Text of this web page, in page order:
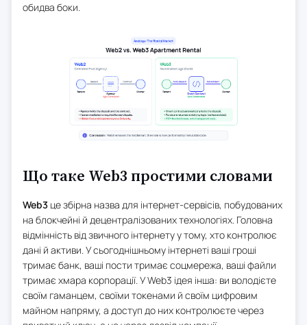
обидва боки.
Що таке Web3 простими словами
Web3 це збірна назва для інтернет-сервісів, побудованих
на блокчейні й децентралізованих технологіях. Головна
відмінність від звичного інтернету у тому, хто контролює
дані й активи. У сьогоднішньому інтернеті ваші гроші
тримає банк, ваші пости тримає соцмережа, ваші файли
тримає хмара корпорації. У Web3 ідея інша: ви володієте
своїм гаманцем, своїми токенами й своїм цифровим
майном напряму, а доступ до них контролюєте через